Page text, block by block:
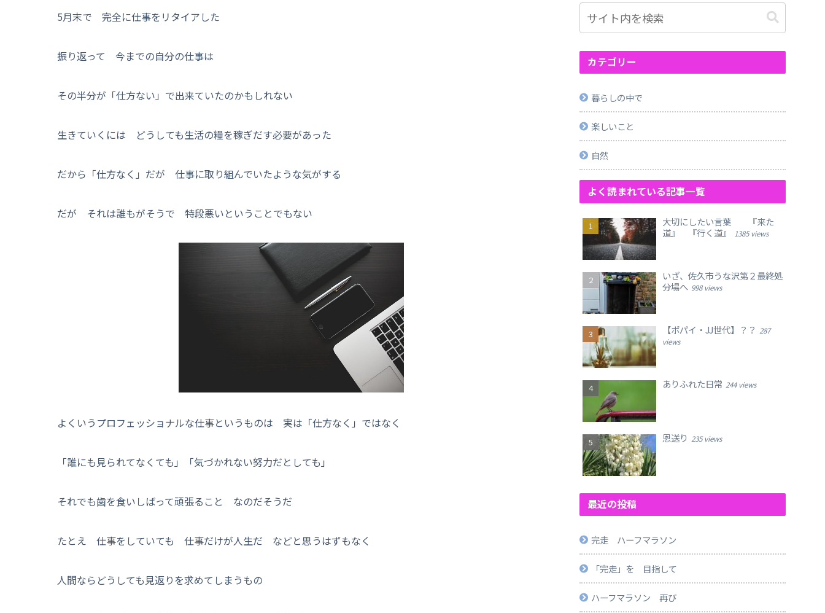
5月末で 完全に仕事をリタイアした
振り返って 今までの自分の仕事は
その半分が「仕方ない」で出来ていたのかもしれない
生きていくには どうしても生活の糧を稼ぎだす必要があった
だから「仕方なく」だが 仕事に取り組んでいたような気がする
だが それは誰もがそうで 特段悪いということでもない
よくいうプロフェッショナルな仕事というものは 実は「仕方なく」ではなく
「誰にも見られてなくても」「気づかれない努力だとしても」
それでも歯を食いしばって頑張ること なのだそうだ
たとえ 仕事をしていても 仕事だけが人生だ などと思うはずもなく
人間ならどうしても見返りを求めてしまうもの
カテゴリー
暮らしの中で
楽しいこと
自然
よく読まれている記事一覧
大切にしたい言葉 『来た
道』 『行く道』
1385 views
いざ、佐久市うな沢第２最終処
分場へ 998 views
【ポパイ・JJ世代】？？ 287
views
ありふれた日常 244 views
恩送り 235 views
最近の投稿
完走 ハーフマラソン
「完走」を 目指して
ハーフマラソン 再び